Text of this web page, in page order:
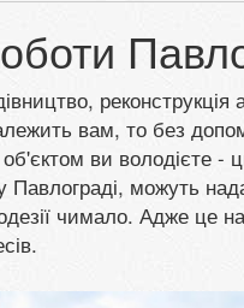
реконструкція
вам, то без
ви володієте
Павлограді, можуть
чимало. Адже це